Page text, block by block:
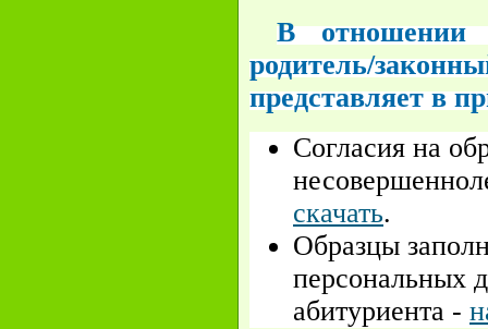
В отношении
родитель/
представляет в
Согласия на
скачать.
Образцы
персональных
абитуриента -